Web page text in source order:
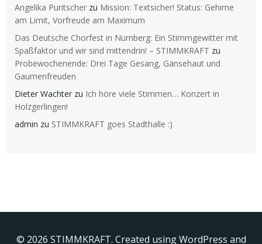
Angelika Puritscher zu Mission: Textsicher! Status: Gehirne
am Limit, Vorfreude am Maximum
Das Deutsche Chorfest in Nürnberg: Ein Stimmgewitter mit
Spaßfaktor und wir sind mittendrin! – STIMMKRAFT zu
Probewochenende: Drei Tage Gesang, Gänsehaut und
Gaumenfreuden
Dieter Wachter zu Ich höre viele Stimmen… Konzert in
Holzgerlingen!
admin zu STIMMKRAFT goes Stadthalle :)
© 2026 STIMMKRAFT. Created using WordPress and